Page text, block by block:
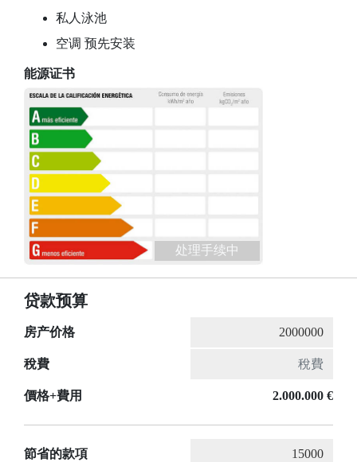
私人泳池
空调 预先安装
能源证书
处理手续中
贷款预算
房产价格
稅費
價格+費用 2.000.000 €
節省的款項